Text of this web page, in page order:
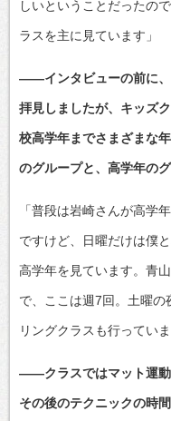
しいということだったの
ラスを主に見ています」
——インタビューの前に、
拝見しましたが、キッズ
校高学年までさまざまな
のグループと、高学年の
「普段は岩崎さんが高学
ですけど、日曜だけは僕
高学年を見ています。青
で、ここは週7回。土曜の
リングクラスも行っていま
——クラスではマット運動
その後のテクニックの時